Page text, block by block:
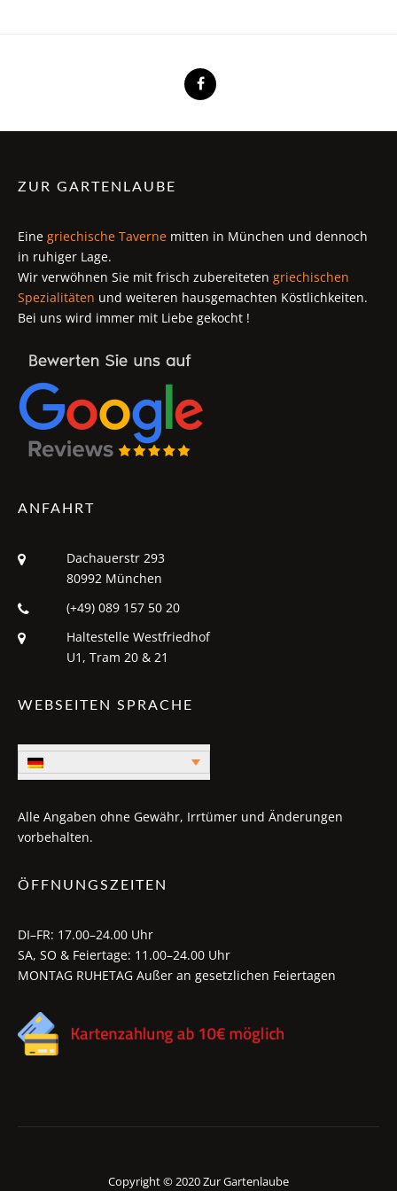
ZUR GARTENLAUBE
Eine griechische Taverne mitten in München und dennoch
in ruhiger Lage.
Wir verwöhnen Sie mit frisch zubereiteten griechischen
Spezialitäten und weiteren hausgemachten Köstlichkeiten.
Bei uns wird immer mit Liebe gekocht !
ANFAHRT
Dachauerstr 293
80992 München
(+49) 089 157 50 20
Haltestelle Westfriedhof
U1, Tram 20 & 21
WEBSEITEN SPRACHE
Alle Angaben ohne Gewähr, Irrtümer und Änderungen
vorbehalten.
ÖFFNUNGSZEITEN
DI–FR: 17.00–24.00 Uhr
SA, SO & Feiertage: 11.00–24.00 Uhr
MONTAG RUHETAG Außer an gesetzlichen Feiertagen
Copyright © 2020 Zur Gartenlaube